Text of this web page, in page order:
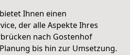
bietet Ihnen einen
der alle Aspekte Ihres
nach Gostenhof
bis hin zur Umsetzung.